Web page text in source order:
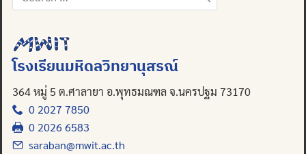
for:
โรงเรียนมหิดลวิทยานุสรณ์
364 หมู่ 5 ต.ศาลายา อ.พุทธมณฑล จ.นครปฐม 73170
0 2027 7850
0 2026 6583
saraban@mwit.ac.th